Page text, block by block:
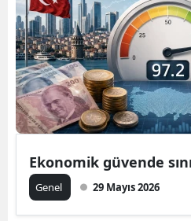
Ekonomik güvende
Genel 29 Mayıs 2026